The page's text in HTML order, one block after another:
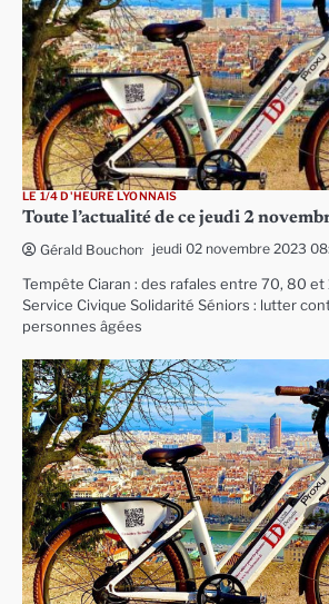
LE 1/4 D'HEURE LYONNAIS
Toute l’actualité de ce jeudi 2
Gérald Bouchon jeudi 02 novembre 2023
Tempête Ciaran : des rafales entre 70, 80 et
Service Civique Solidarité Séniors : lutter
personnes âgées